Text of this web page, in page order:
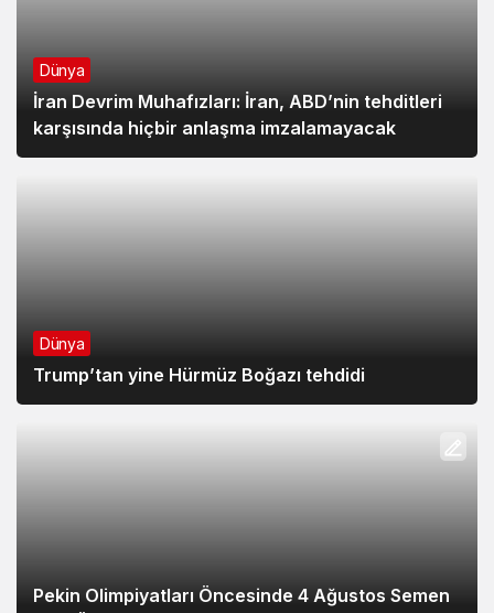
Dünya
İran Devrim Muhafızları: İran, ABD’nin tehditleri
karşısında hiçbir anlaşma imzalamayacak
Dünya
Trump’tan yine Hürmüz Boğazı tehdidi
Pekin Olimpiyatları Öncesinde 4 Ağustos Semen